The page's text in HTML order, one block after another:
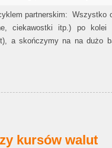
partnerskim: Wszystko
ciekawostki itp.) po
a skończymy na na dużo
kursów walut